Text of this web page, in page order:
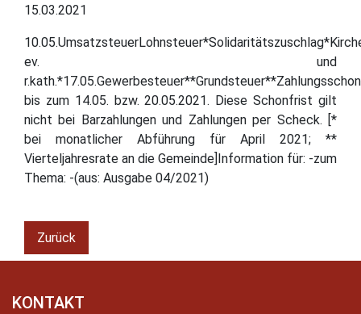
15.03.2021
ev. und
bis zum 14.05. bzw. 20.05.2021. Diese Schonfrist gilt
nicht bei Barzahlungen und Zahlungen per Scheck. [*
bei monatlicher Abführung für April 2021; **
Vierteljahresrate an die Gemeinde]Information für: -zum
Thema: -(aus: Ausgabe 04/2021)
Zurück
KONTAKT